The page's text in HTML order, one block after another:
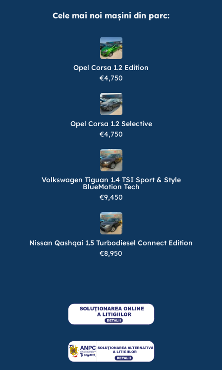
Cele mai noi mașini din parc:
Opel Corsa 1.2 Edition
€4,750
Opel Corsa 1.2 Selective
€4,750
Volkswagen Tiguan 1.4 TSI Sport & Style
BlueMotion Tech
€9,450
Nissan Qashqai 1.5 Turbodiesel Connect Edition
€8,950